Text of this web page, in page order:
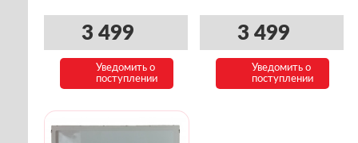
3 499
Уведомить о
поступлении
3 499
Уведомить о
поступлении